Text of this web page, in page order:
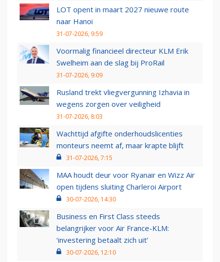
LOT opent in maart 2027 nieuwe route
naar Hanoi
31-07-2026, 9:59
Voormalig financieel directeur KLM Erik
Swelheim aan de slag bij ProRail
31-07-2026, 9:09
Rusland trekt vliegvergunning Izhavia in
wegens zorgen over veiligheid
31-07-2026, 8:03
Wachttijd afgifte onderhoudslicenties
monteurs neemt af, maar krapte blijft
31-07-2026, 7:15
MAA houdt deur voor Ryanair en Wizz Air
open tijdens sluiting Charleroi Airport
30-07-2026, 14:30
Business en First Class steeds
belangrijker voor Air France-KLM:
‘investering betaalt zich uit’
30-07-2026, 12:10